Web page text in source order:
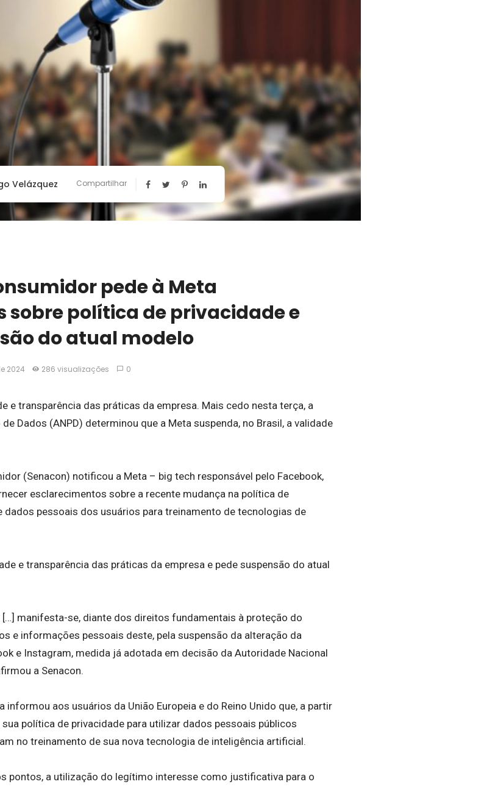
Velázquez Compartilhar
pede à Meta
sobre política de privacidade e
do atual modelo
2024 286 visualizações 0
e transparência das práticas da empresa. Mais cedo nesta terça, a
Dados (ANPD) determinou que a Meta suspenda, no Brasil, a validade
(Senacon) notificou a Meta – big tech responsável pelo Facebook,
esclarecimentos sobre a recente mudança na política de
dados pessoais dos usuários para treinamento de tecnologias de
e transparência das práticas da empresa e pede suspensão do atual
manifesta-se, diante dos direitos fundamentais à proteção do
e informações pessoais deste, pela suspensão da alteração da
e Instagram, medida já adotada em decisão da Autoridade Nacional
a Senacon.
informou aos usuários da União Europeia e do Reino Unido que, a partir
política de privacidade para utilizar dados pessoais públicos
no treinamento de sua nova tecnologia de inteligência artificial.
pontos, a utilização do legítimo interesse como justificativa para o